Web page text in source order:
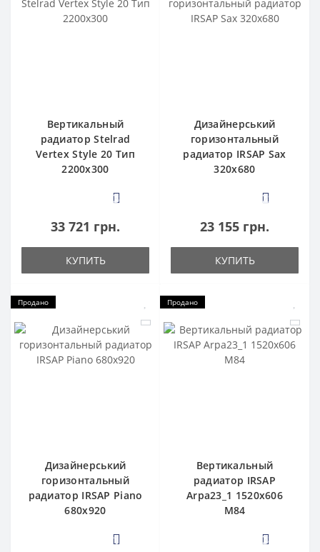
Вертикальный
радиатор Stelrad
Vertex Style 20 Тип
2200х300
3
33 721 грн.
КУПИТЬ
Дизайнерський
горизонтальный
радиатор IRSAP Sax
320x680
2
23 155 грн.
КУПИТЬ
Продано
Дизайнерський
горизонтальный
радиатор IRSAP Piano
680x920
1
Продано
Вертикальный
радиатор IRSAP
Arpa23_1 1520x606
M84
3